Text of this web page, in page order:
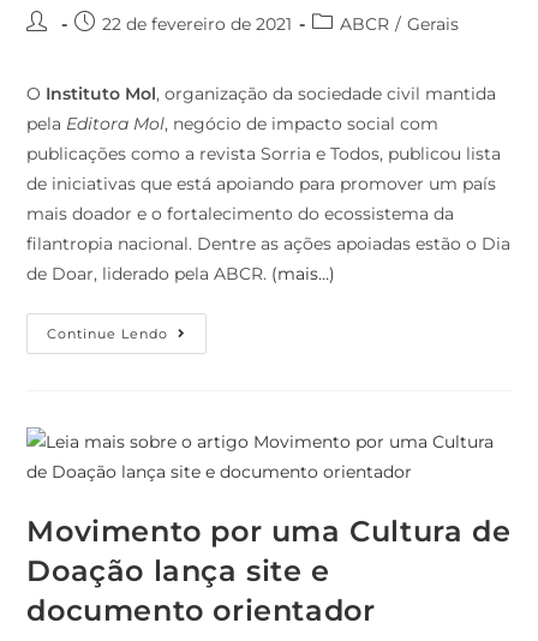
22 de fevereiro de 2021 ABCR / Gerais
O Instituto Mol, organização da sociedade civil mantida
pela Editora Mol, negócio de impacto social com
publicações como a revista Sorria e Todos, publicou lista
de iniciativas que está apoiando para promover um país
mais doador e o fortalecimento do ecossistema da
filantropia nacional. Dentre as ações apoiadas estão o Dia
de Doar, liderado pela ABCR. (mais…)
Continue Lendo
Movimento por uma Cultura de
Doação lança site e
documento orientador